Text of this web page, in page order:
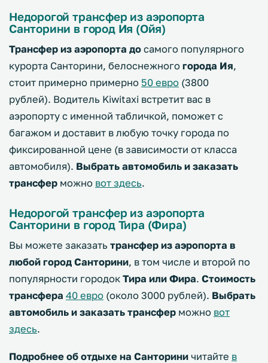
Недорогой трансфер из аэропорта
Санторини в город Ия (Ойя)
Трансфер из аэропорта до самого популярного
курорта Санторини, белоснежного города Ия,
стоит примерно примерно 50 евро (3800
рублей). Водитель Kiwitaxi встретит вас в
аэропорту с именной табличкой, поможет с
багажом и доставит в любую точку города по
фиксированной цене (в зависимости от класса
автомобиля). Выбрать автомобиль и заказать
трансфер можно вот здесь.
Недорогой трансфер из аэропорта
Санторини в город Тира (Фира)
Вы можете заказать трансфер из аэропорта в
любой город Санторини, в том числе и второй по
популярности городок Тира или Фира. Стоимость
трансфера 40 евро (около 3000 рублей). Выбрать
автомобиль и заказать трансфер можно вот
здесь.
Подробнее об отдыхе на Санторини читайте в